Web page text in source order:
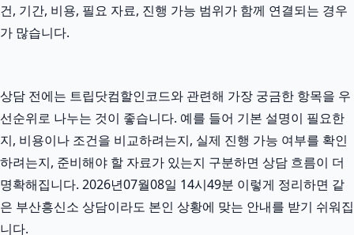
건, 기간, 비용, 필요 자료, 진행 가능 범위가 함께 연결되는 경우
가 많습니다.
상담 전에는 트립닷컴할인코드와 관련해 가장 궁금한 항목을 우
선순위로 나누는 것이 좋습니다. 예를 들어 기본 설명이 필요한
지, 비용이나 조건을 비교하려는지, 실제 진행 가능 여부를 확인
하려는지, 준비해야 할 자료가 있는지 구분하면 상담 흐름이 더
명확해집니다. 2026년07월08일 14시49분 이렇게 정리하면 같
은 부산흥신소 상담이라도 본인 상황에 맞는 안내를 받기 쉬워집
니다.